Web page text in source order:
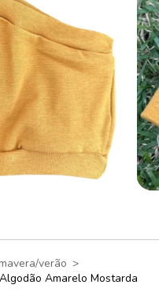
verão >
Amarelo Mostarda